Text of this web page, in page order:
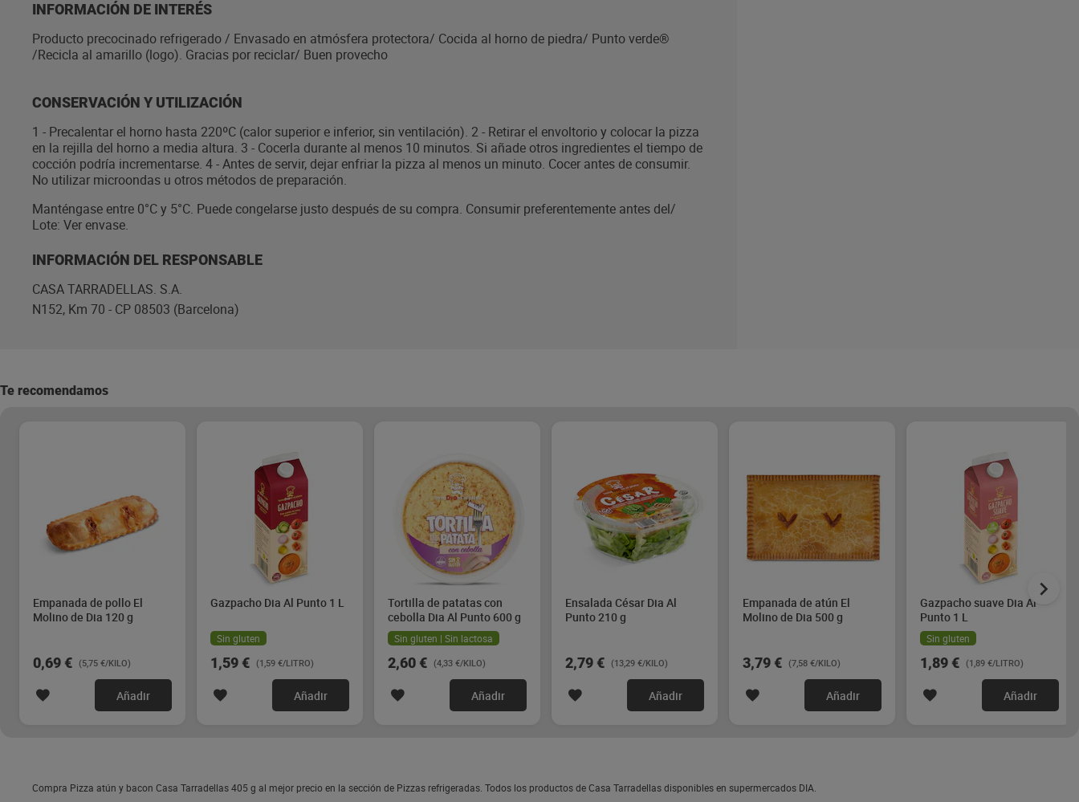
INFORMACIÓN DE INTERÉS
Producto precocinado refrigerado / Envasado en atmósfera protectora/ Cocida al horno de piedra/ Punto verde®
/Recicla al amarillo (logo). Gracias por reciclar/ Buen provecho
CONSERVACIÓN Y UTILIZACIÓN
1 - Precalentar el horno hasta 220ºC (calor superior e inferior, sin ventilación). 2 - Retirar el envoltorio y colocar la pizza
en la rejilla del horno a media altura. 3 - Cocerla durante al menos 10 minutos. Si añade otros ingredientes el tiempo de
cocción podría incrementarse. 4 - Antes de servir, dejar enfriar la pizza al menos un minuto. Cocer antes de consumir.
No utilizar microondas u otros métodos de preparación.
Manténgase entre 0°C y 5°C. Puede congelarse justo después de su compra. Consumir preferentemente antes del/
Lote: Ver envase.
INFORMACIÓN DEL RESPONSABLE
CASA TARRADELLAS. S.A.
N152, Km 70 - CP 08503 (Barcelona)
Te recomendamos
Empanada de pollo El
Molino de Dia 120 g
0,69 € (5,75 €/KILO)
Añadir
Gazpacho Dia Al Punto 1 L
Sin gluten
1,59 € (1,59 €/LITRO)
Añadir
Tortilla de patatas con
cebolla Dia Al Punto 600 g
Sin gluten | Sin lactosa
2,60 € (4,33 €/KILO)
Añadir
Ensalada César Dia Al
Punto 210 g
2,79 € (13,29 €/KILO)
Añadir
Empanada de atún El
Molino de Dia 500 g
3,79 € (7,58 €/KILO)
Añadir
Gazpacho suave Dia Al
Punto 1 L
Sin gluten
1,89 € (1,89 €/LITRO)
Añadir
Compra Pizza atún y bacon Casa Tarradellas 405 g al mejor precio en la sección de Pizzas refrigeradas. Todos los productos de Casa Tarradellas disponibles en supermercados DIA.